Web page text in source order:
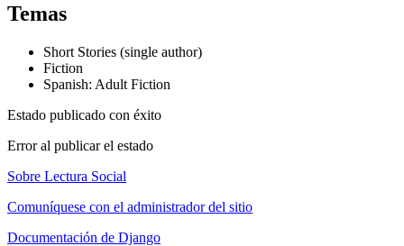
Temas
Short Stories (single author)
Fiction
Spanish: Adult Fiction
Estado publicado con éxito
Error al publicar el estado
Sobre Lectura Social
Comuníquese con el administrador del sitio
Documentación de Django